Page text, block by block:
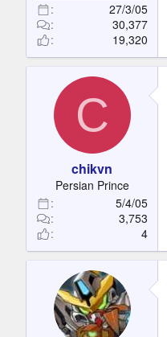
27/3/05
30,377
19,320
C
chikvn
Persian Prince
5/4/05
3,753
4